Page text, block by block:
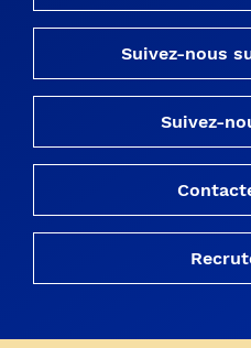
Suivez-nous
Suivez-